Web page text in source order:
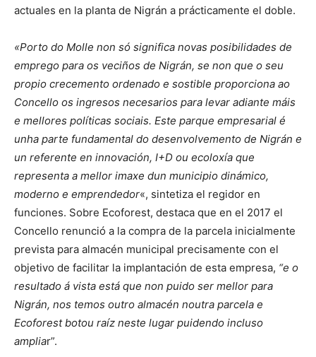
actuales en la planta de Nigrán a prácticamente el doble.
«Porto do Molle non só significa novas posibilidades de
emprego para os veciños de Nigrán, se non que o seu
propio crecemento ordenado e sostible proporciona ao
Concello os ingresos necesarios para levar adiante máis
e mellores políticas sociais. Este parque empresarial é
unha parte fundamental do desenvolvemento de Nigrán e
un referente en innovación, I+D ou ecoloxía que
representa a mellor imaxe dun municipio dinámico,
moderno e emprendedor«, sintetiza el regidor en
funciones. Sobre Ecoforest, destaca que en el 2017 el
Concello renunció a la compra de la parcela inicialmente
prevista para almacén municipal precisamente con el
objetivo de facilitar la implantación de esta empresa, “e o
resultado á vista está que non puido ser mellor para
Nigrán, nos temos outro almacén noutra parcela e
Ecoforest botou raíz neste lugar puidendo incluso
ampliar”.